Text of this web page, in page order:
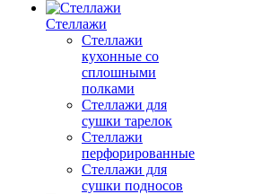
Стеллажи
Стеллажи
кухонные со
сплошными
полками
Стеллажи для
сушки тарелок
Стеллажи
перфорированные
Стеллажи для
сушки подносов